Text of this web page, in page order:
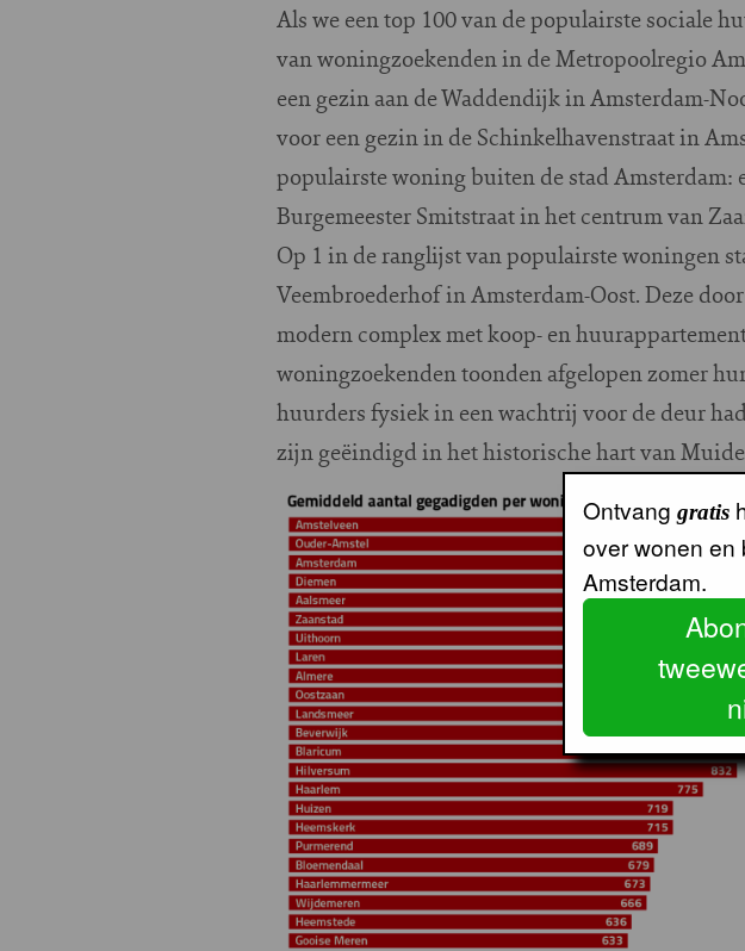
Als we een top 100 van de populairste sociale
van woningzoekenden in de Metropoolregio
een gezin aan de Waddendijk in Amsterdam-
voor een gezin in de Schinkelhavenstraat in
populairste woning buiten de stad
Burgemeester Smitstraat in het centrum van
Op 1 in de ranglijst van populairste woningen
Veembroederhof in Amsterdam-Oost. Deze
modern complex met koop- en
woningzoekenden toonden afgelopen zomer
huurders fysiek in een wachtrij voor de deur
zijn geëindigd in het historische hart van
Image
Ontvang gratis
over wonen en
Amsterdam.